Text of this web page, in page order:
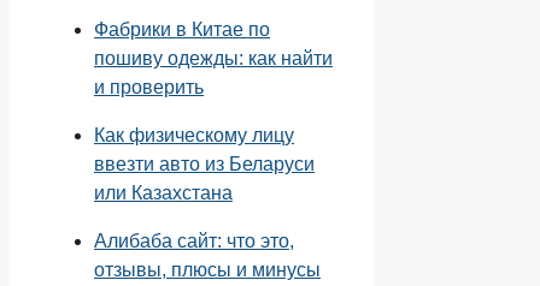
Фабрики в Китае по
пошиву одежды: как найти
и проверить
Как физическому лицу
ввезти авто из Беларуси
или Казахстана
Алибаба сайт: что это,
отзывы, плюсы и минусы